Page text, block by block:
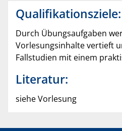
Qualifikationsziele:
Durch Übungsaufgaben
Vorlesungsinhalte vertieft
Fallstudien mit einem
Literatur:
siehe Vorlesung